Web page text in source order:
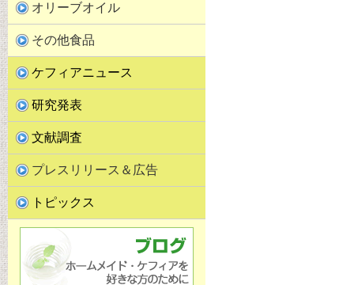
オリーブオイル
その他食品
ケフィアニュース
研究発表
文献調査
プレスリリース＆広告
トピックス